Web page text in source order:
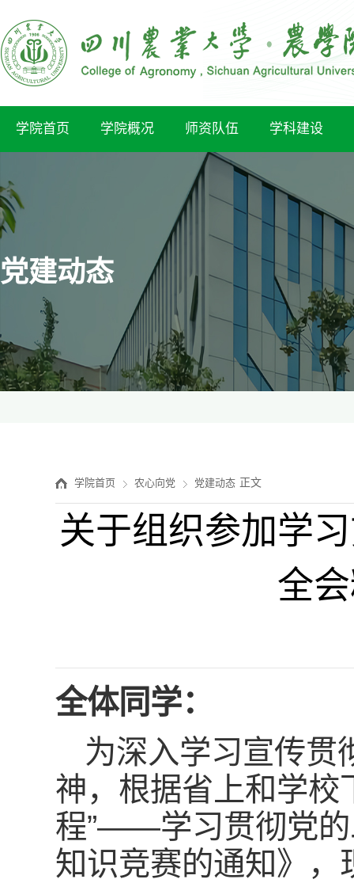
学院首页 学院概况 师资队伍 学科建设
党建动态
学院首页 农心向党 党建动态 正文
关于组织参加学
全
全体同学：
为深入学习宣传贯
神，根据省上和学校
程”——学习贯彻党的
知识竞赛的通知》，